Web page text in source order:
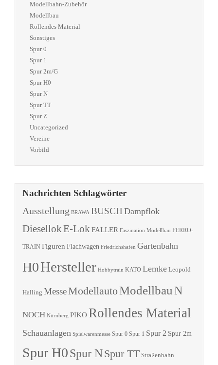
Modellbahn-Zubehör
Modellbau
Rollendes Material
Sonstiges
Spur 0
Spur 1
Spur 2m/G
Spur H0
Spur N
Spur TT
Spur Z
Uncategorized
Vereine
Vorbild
Nachrichten Schlagwörter
Ausstellung BRAWA BUSCH Dampflok
DiesellokE-LokFALLER Faszination Modellbau FERRO-
TRAIN Figuren Flachwagen Friedrichshafen Gartenbahn
H0Hersteller Hobbytrain KATO Lemke Leopold
Halling MesseModellautoModellbauN
NOCH Nürnberg PIKO Rollendes Material
Schauanlagen Spielwarenmesse Spur 0 Spur 1 Spur 2 Spur 2m
Spur H0Spur NSpur TT Straßenbahn